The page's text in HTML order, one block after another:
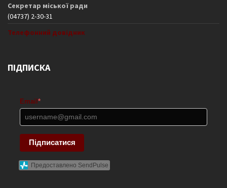
Секретар міської ради
(04737) 2-30-31
Телефонний довідник
ПІДПИСКА
Email *
Підписатися
Предоставлено SendPulse